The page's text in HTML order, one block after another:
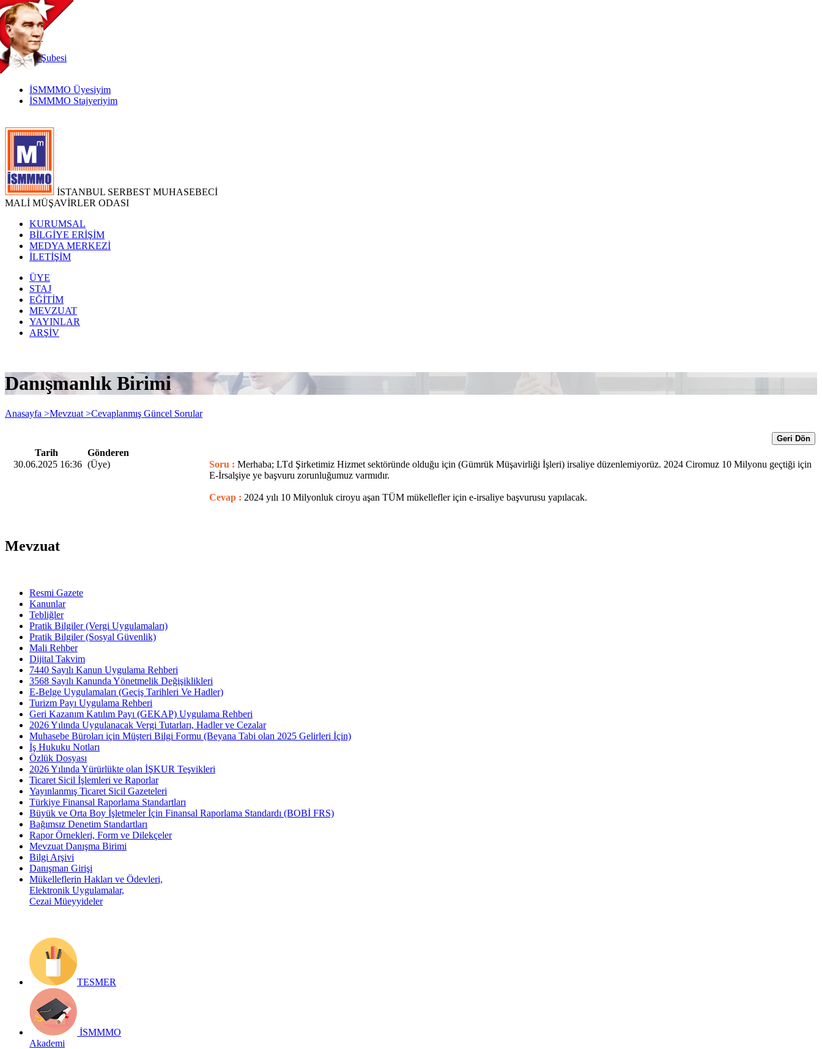
TR
|
EN
İnternetŞubesi
İSMMMO Üyesiyim
İSMMMO Stajyeriyim
İSTANBUL SERBEST MUHASEBECİ
MALİ MÜŞAVİRLER ODASI
KURUMSAL
BİLGİYE ERİŞİM
MEDYA MERKEZİ
İLETİŞİM
ÜYE
STAJ
EĞİTİM
MEVZUAT
YAYINLAR
ARŞİV
Danışmanlık Birimi
Anasayfa >Mevzuat >Cevaplanmış Güncel Sorular
Geri Dön
Tarih
Gönderen
30.06.2025 16:36 (Üye) Soru : Merhaba; LTd Şirketimiz Hizmet sektöründe olduğu için (Gümrük Müşavirliği İşleri) irsaliye düzenlemiyorüz. 2024 Ciromuz 10 Milyonu geçtiği için
E-İrsalşiye ye başvuru zorunluğumuz varmıdır.
Cevap : 2024 yılı 10 Milyonluk ciroyu aşan TÜM mükellefler için e-irsaliye başvurusu yapılacak.
Mevzuat
Resmi Gazete
Kanunlar
Tebliğler
Pratik Bilgiler (Vergi Uygulamaları)
Pratik Bilgiler (Sosyal Güvenlik)
Mali Rehber
Dijital Takvim
7440 Sayılı Kanun Uygulama Rehberi
3568 Sayılı Kanunda Yönetmelik Değişiklikleri
E-Belge Uygulamaları (Geçiş Tarihleri Ve Hadler)
Turizm Payı Uygulama Rehberi
Geri Kazanım Katılım Payı (GEKAP) Uygulama Rehberi
2026 Yılında Uygulanacak Vergi Tutarları, Hadler ve Cezalar
Muhasebe Büroları için Müşteri Bilgi Formu (Beyana Tabi olan 2025 Gelirleri İçin)
İş Hukuku Notları
Özlük Dosyası
2026 Yılında Yürürlükte olan İŞKUR Teşvikleri
Ticaret Sicil İşlemleri ve Raporlar
Yayınlanmış Ticaret Sicil Gazeteleri
Türkiye Finansal Raporlama Standartları
Büyük ve Orta Boy İşletmeler İçin Finansal Raporlama Standardı (BOBİ FRS)
Bağımsız Denetim Standartları
Rapor Örnekleri, Form ve Dilekçeler
Mevzuat Danışma Birimi
Bilgi Arşivi
Danışman Girişi
Mükelleflerin Hakları ve Ödevleri,
Elektronik Uygulamalar,
Cezai Müeyyideler
TESMER
İSMMMO
Akademi